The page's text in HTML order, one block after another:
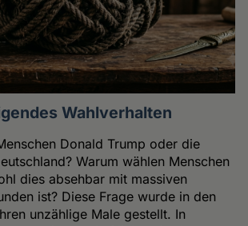
Wahlverhalten
Donald Trump oder die
Warum wählen Menschen
dies absehbar mit massiven
ist? Diese Frage wurde in den
unzählige Male gestellt. In